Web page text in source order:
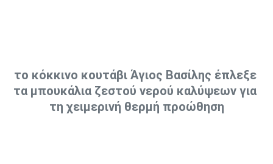
το κόκκινο κουτάβι Άγιος Βασίλης έπλεξε
τα μπουκάλια ζεστού νερού καλύψεων για
τη χειμερινή θερμή προώθηση